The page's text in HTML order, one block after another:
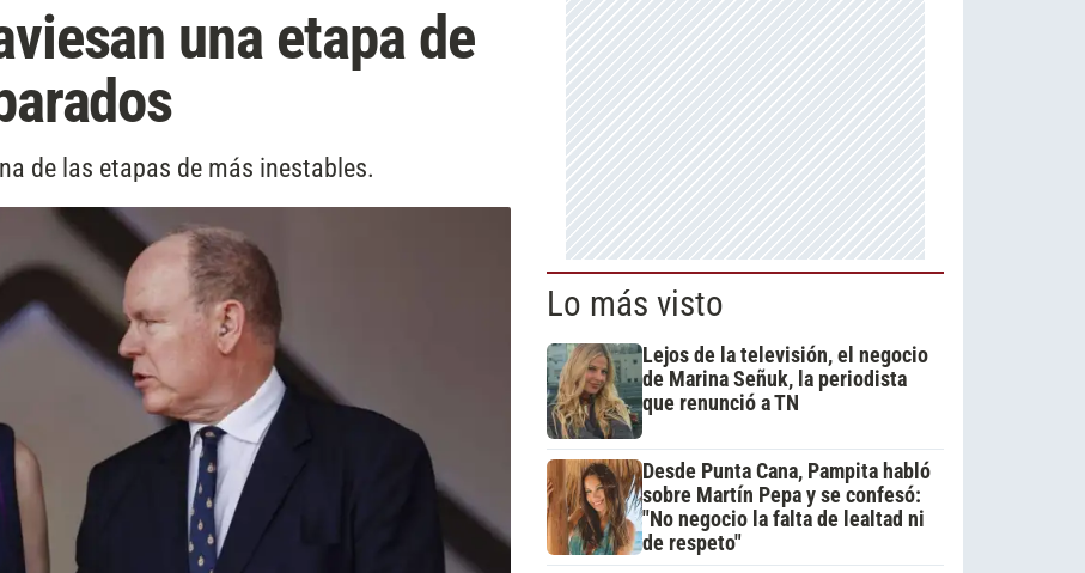
una etapa de
de las etapas de más inestables.
Lo más visto
Lejos de la televisión, el negocio
de Marina Señuk, la periodista
que renunció a TN
Desde Punta Cana, Pampita habló
sobre Martín Pepa y se confesó:
"No negocio la falta de lealtad ni
de respeto"